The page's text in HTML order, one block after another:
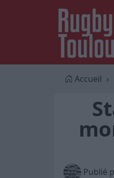
Accueil
Publié